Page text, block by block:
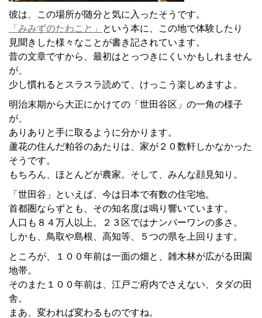
彼は、この場所が随分と気に入ったそうです。
「みみずのたわこと」
という本に、この地で体験したり
見聞きした様々なことが書き記されています。
昔の文章ですから、最初はとっつきにくいかもしれません
が、
少し慣れるとスラスラ読めて、けっこう楽しめますよ。
明治末期から大正にかけての「世田谷区」の一角の様子
が、
ありありと手に取るように分かります。
蘆花の住んだ粕谷のあたりは、家が２０数軒しかなかった
そうです。
もちろん、ほとんどが農家。そして、みんな顔見知り。
「世田谷」といえば、今は日本で有数の住宅地。
首都圏ならずとも、その知名度は鳴り響いています。
人口も８４万人以上。２３区ではナンバーワンの多さ。
しかも、鳥取や島根、高知等、５つの県を上回ります。
ところが、１００年前は一面の畑と、雑木林が広がる田園
地帯。
そのまた１００年前は、江戸ご府内でさえない、タダの田
舎。
まあ、変われば変わるものですね。